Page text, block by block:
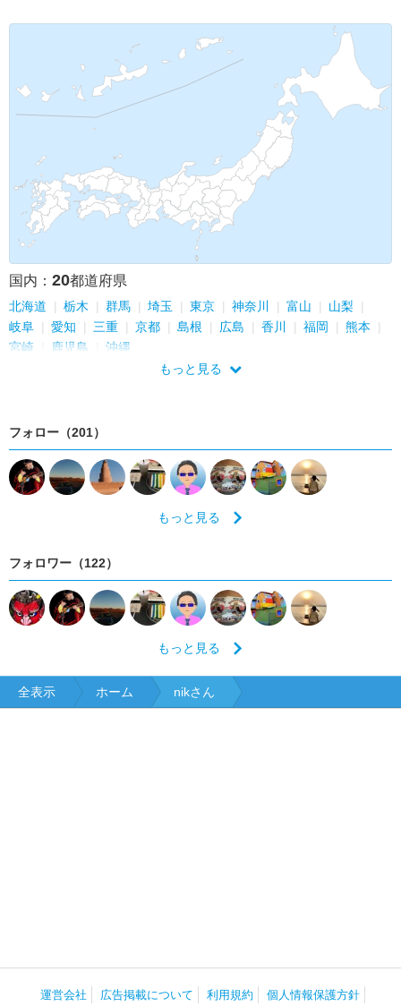
国内： 20都道府県
北海道 栃木 群馬 埼玉 東京 神奈川 富山
山梨
岐阜
愛知 三重 京都 島根 広島 香川 福岡
熊本
宮崎
鹿児島
沖縄
もっと見る
フォロー（201）
もっと見る
フォロワー（122）
もっと見る
全表示 ホーム nikさん
運営会社 広告掲載について 利用規約 個人情報保護方針